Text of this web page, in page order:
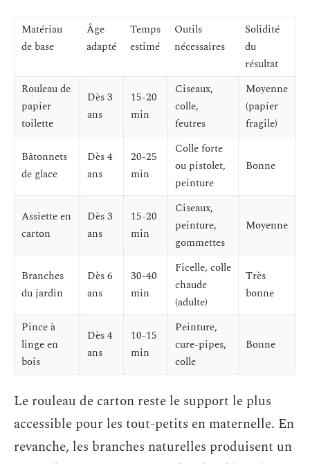
Matériau
de base
Âge
adapté
Temps
estimé
Outils
nécessaires
Solidité
du
résultat
Rouleau de
papier
toilette
Dès 3
ans
15-20
min
Ciseaux,
colle,
feutres
Moyenne
(papier
fragile)
Bâtonnets
de glace
Dès 4
ans
20-25
min
Colle forte
ou pistolet,
peinture
Bonne
Assiette en
carton
Dès 3
ans
15-20
min
Ciseaux,
peinture,
gommettes
Moyenne
Branches
du jardin
Dès 6
ans
30-40
min
Ficelle, colle
chaude
(adulte)
Très
bonne
Pince à
linge en
bois
Dès 4
ans
10-15
min
Peinture,
cure-pipes,
colle
Bonne
Le rouleau de carton reste le support le plus
accessible pour les tout-petits en maternelle. En
revanche, les branches naturelles produisent un